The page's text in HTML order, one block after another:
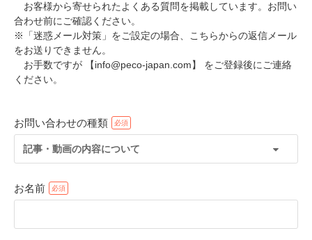
お客様から寄せられたよくある質問を掲載しています。お問い
合わせ前にご確認ください。
※「迷惑メール対策」をご設定の場合、こちらからの返信メール
をお送りできません。
お手数ですが 【info@peco-japan.com】 をご登録後にご連絡
ください。
お問い合わせの種類
記事・動画の内容について
お名前